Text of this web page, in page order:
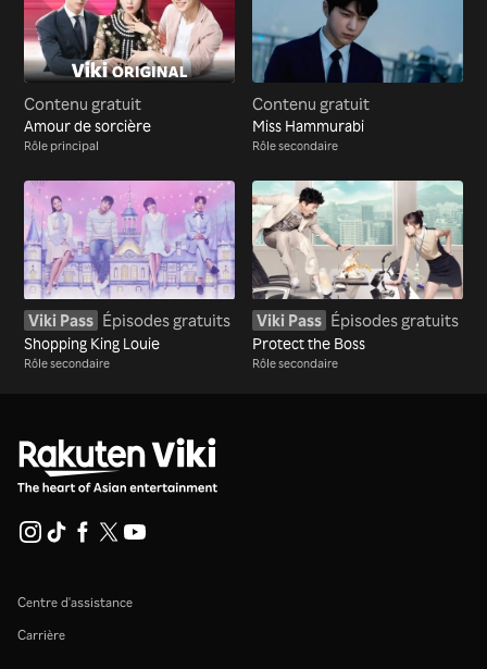
Contenu gratuit
Amour de sorcière
Rôle principal
Contenu gratuit
Miss Hammurabi
Rôle secondaire
Viki Pass Épisodes gratuits
Shopping King Louie
Rôle secondaire
Viki Pass Épisodes gratuits
Protect the Boss
Rôle secondaire
Centre d'assistance
Carrière